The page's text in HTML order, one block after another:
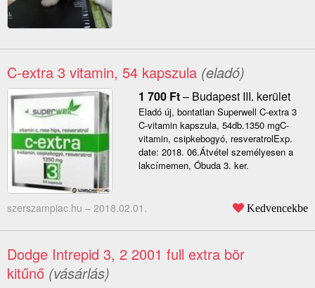
C-extra 3 vitamin, 54 kapszula (eladó)
1 700 Ft– Budapest III. kerület
Eladó új, bontatlan Superwell C-extra 3
C-vitamin kapszula, 54db.1350 mgC-
vitamin, csipkebogyó, resveratrolExp.
date: 2018. 06.Átvétel személyesen a
lakcímemen, Óbuda 3. ker.
szerszampiac.hu – 2018.02.01. Kedvencekbe
Dodge Intrepid 3, 2 2001 full extra bör
kitűnő (vásárlás)